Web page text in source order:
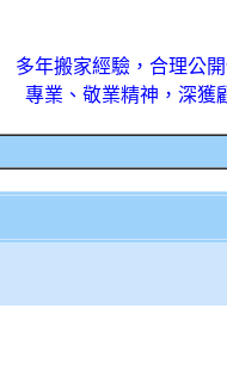
多年搬家經驗，合理公
專業、敬業精神，深獲